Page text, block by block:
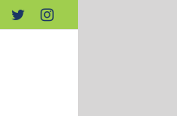
Facebook
TwitterInstagram